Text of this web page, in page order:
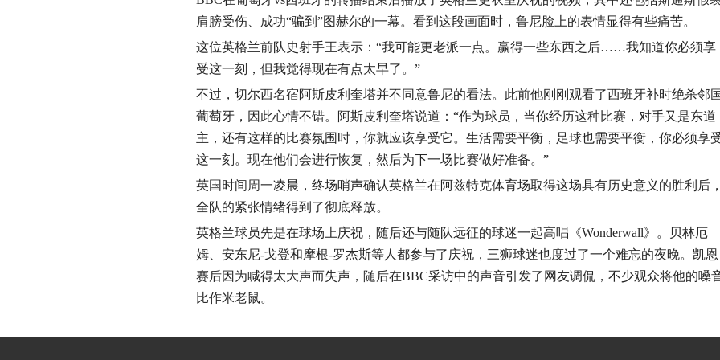
肩膀受伤、成功“骗到”图赫尔的一幕。看到这段画面时，鲁尼脸上的表情显得有些痛苦。
这位英格兰前队史射手王表示：“我可能更老派一点。赢得一些东西之后……我知道你必须享
受这一刻，但我觉得现在有点太早了。”
不过，切尔西名宿阿斯皮利奎塔并不同意鲁尼的看法。此前他刚刚观看了西班牙补时绝杀邻国
葡萄牙，因此心情不错。阿斯皮利奎塔说道：“作为球员，当你经历这种比赛，对手又是东道
主，还有这样的比赛氛围时，你就应该享受它。生活需要平衡，足球也需要平衡，你必须享
这一刻。现在他们会进行恢复，然后为下一场比赛做好准备。”
英国时间周一凌晨，终场哨声确认英格兰在阿兹特克体育场取得这场具有历史意义的胜利后，
全队的紧张情绪得到了彻底释放。
英格兰球员先是在球场上庆祝，随后还与随队远征的球迷一起高唱《Wonderwall》。贝林厄
姆、安东尼-戈登和摩根-罗杰斯等人都参与了庆祝，三狮球迷也度过了一个难忘的夜晚。凯恩
赛后因为喊得太大声而失声，随后在BBC采访中的声音引发了网友调侃，不少观众将他的嗓
比作米老鼠。